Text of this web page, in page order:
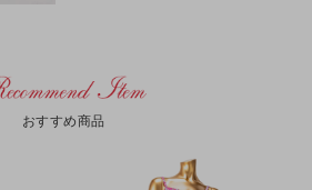
おすすめ商品